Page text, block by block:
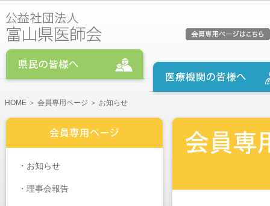
HOME ＞ 会員専用ページ ＞ お知らせ
・ お知らせ
・ 理事会報告